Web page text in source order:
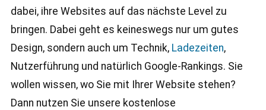
dabei, ihre Websites auf das nächste Level zu
bringen. Dabei geht es keineswegs nur um gutes
Design, sondern auch um Technik, Ladezeiten,
Nutzerführung und natürlich Google-Rankings. Sie
wollen wissen, wo Sie mit Ihrer Website stehen?
Dann nutzen Sie unsere kostenlose